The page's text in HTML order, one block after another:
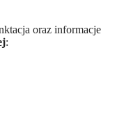
oraz informacje
: